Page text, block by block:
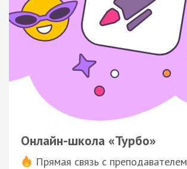
Онлайн-школа «Турбо»
Прямая связь с преподавателем